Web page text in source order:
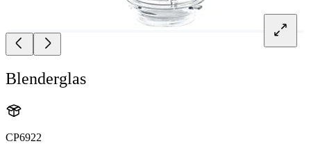
Blenderglas
CP6922